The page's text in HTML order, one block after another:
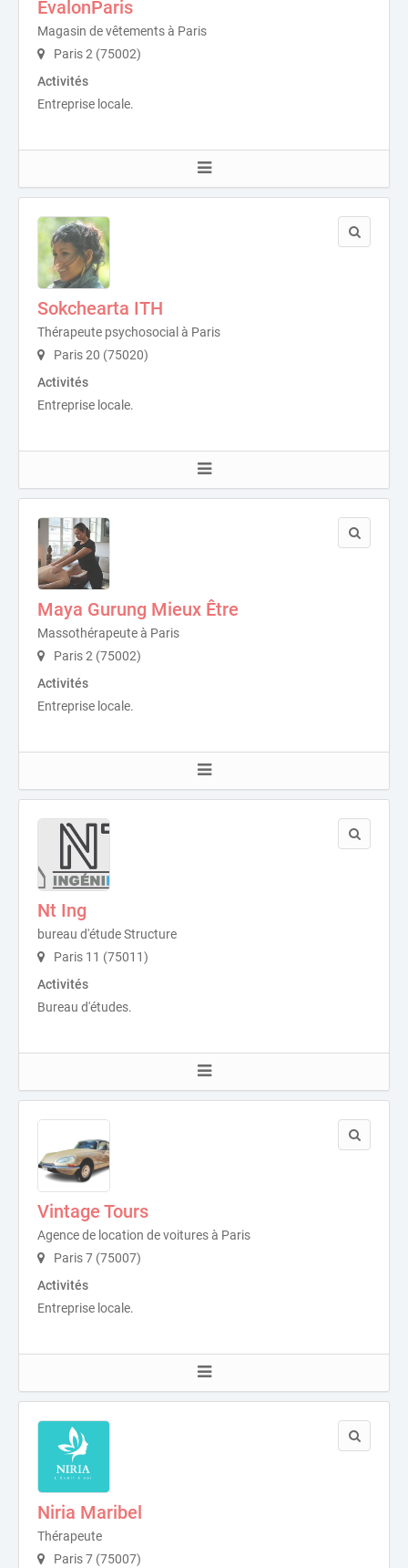
EvalonParis
Magasin de vêtements à Paris
Paris 2 (75002)
Activités
Entreprise locale.
Sokchearta ITH
Thérapeute psychosocial à Paris
Paris 20 (75020)
Activités
Entreprise locale.
Maya Gurung Mieux Être
Massothérapeute à Paris
Paris 2 (75002)
Activités
Entreprise locale.
Nt Ing
bureau d'étude Structure
Paris 11 (75011)
Activités
Bureau d'études.
Vintage Tours
Agence de location de voitures à Paris
Paris 7 (75007)
Activités
Entreprise locale.
Niria Maribel
Thérapeute
Paris 7 (75007)